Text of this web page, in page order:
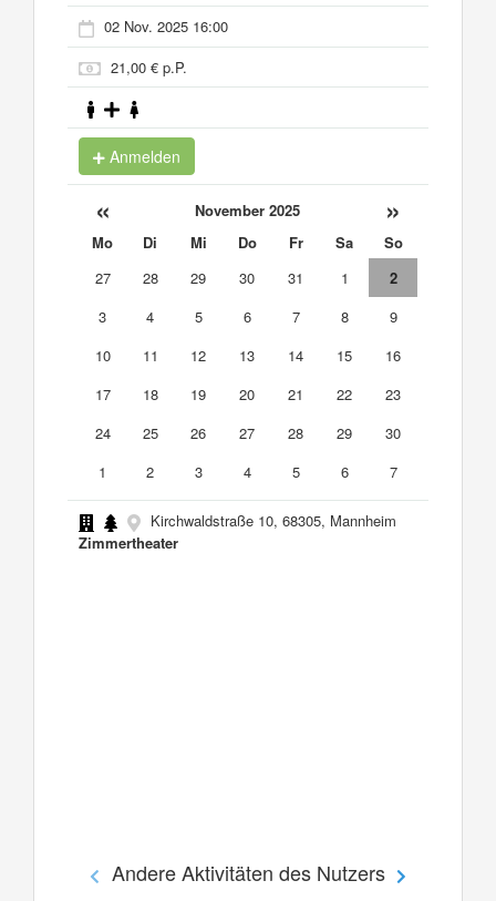
02 Nov. 2025 16:00
21,00 € p.P.
Anmelden
« November 2025 »
Mo Di Mi Do Fr Sa
So
27
28 29 30 31 1
2
3
4 5 6 7 8
9
10
11 12 13 14 15
16
17
18 19 20 21 22
23
24
25 26 27 28 29
30
1
2 3 4 5 6 7
Kirchwaldstraße 10, 68305, Mannheim
Zimmertheater
Andere Aktivitäten des Nutzers